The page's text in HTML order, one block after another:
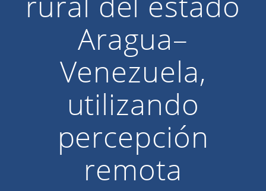
Aragua–
Venezuela,
utilizando
percepción
remota